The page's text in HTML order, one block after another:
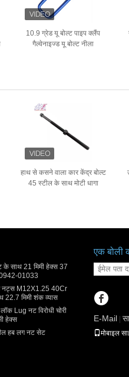
10.9 ग्रेड यू बोल्ट पाइप क्लैंप
गैल्वेनाइज्ड यू बोल्ट नीला
हाथ से कसने वाला कार केंद्र बोल्ट
45 स्टील के साथ मोटी धागा
के साथ 21 मिमी हेक्स 37
01033
नट्स M12X1.25 40Cr
22.7 मिमी शंक व्यास
Lug नट विरोधी चोरी
हेक्स
हब लग नट सेट
एक बोली
E-Mail
मोबाइल